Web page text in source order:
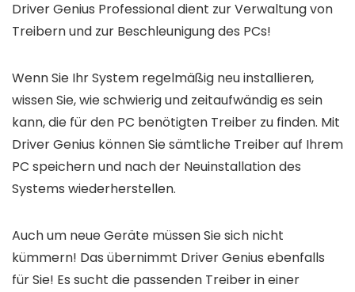
Driver Genius Professionaldient zur Verwaltung von
Treibern und zur Beschleunigung des PCs!
Wenn Sie Ihr System regelmäßig neu installieren,
wissen Sie, wie schwierig und zeitaufwändig es sein
kann, die für den PC benötigten Treiber zu finden. Mit
Driver Genius können Sie sämtliche Treiber auf Ihrem
PC speichern und nach der Neuinstallation des
Systems wiederherstellen.
Auch um neue Geräte müssen Sie sich nicht
kümmern! Das übernimmt Driver Genius ebenfalls
für Sie! Es sucht die passenden Treiber in einer